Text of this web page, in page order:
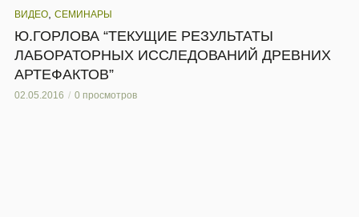
ВИДЕО СЕМИНАРЫ
Ю.ГОРЛОВА “ТЕКУЩИЕ РЕЗУЛЬТАТЫ
ЛАБОРАТОРНЫХ ИССЛЕДОВАНИЙ ДРЕВНИХ
АРТЕФАКТОВ”
02.05.2016 0 просмотров